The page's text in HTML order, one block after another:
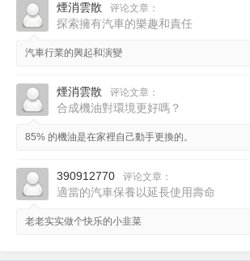
煙消雲散 评论文章：
探索擁有汽車的樂趣和責任
汽車行業的興起和演變
煙消雲散 评论文章：
合成機油對環境更好嗎？
85% 的機油是在家裡自己動手更換的。
390912770 评论文章：
適當的汽車保養以延長使用壽命
老老实实做个快乐的小韭菜